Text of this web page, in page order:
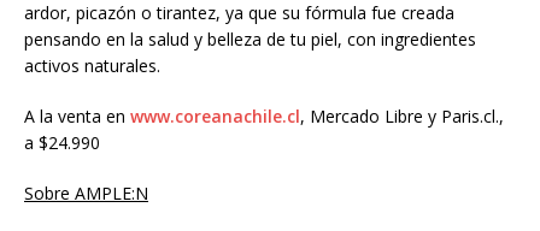
ardor, picazón o tirantez, ya que su fórmula fue creada
pensando en la salud y belleza de tu piel, con ingredientes
activos naturales.
A la venta en www.coreanachile.cl, Mercado Libre y Paris.cl.,
a $24.990
Sobre AMPLE:N